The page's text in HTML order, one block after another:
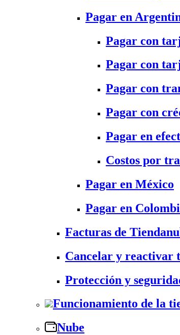
Pagar en
Pagar con
Pagar con
Pagar con
Pagar con
Pagar en
Costos por
Pagar en México
Pagar en
Facturas de
Cancelar y reactivar
Protección y
Funcionamiento de la
Nube